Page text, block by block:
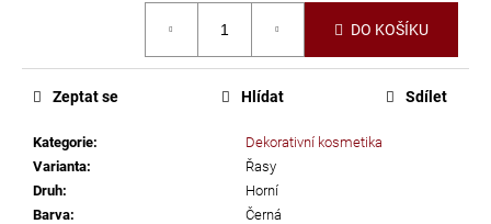
DO KOŠÍKU
Kategorie:
Dekorativní kosmetika
Varianta:
Řasy
Druh:
Horní
Barva:
Černá
Zeptat se Hlídat Sdílet
o
u
u